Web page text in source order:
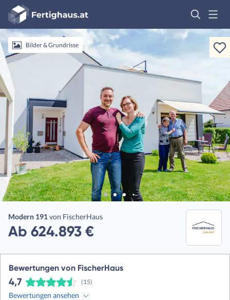
Fertighaus
Logo
AnmeldenBilder & Grundrisse
Modern 191von FischerHaus
Ab 624.893 €
Bewertungen von FischerHaus
4,7 (15)
Bewertungen ansehen